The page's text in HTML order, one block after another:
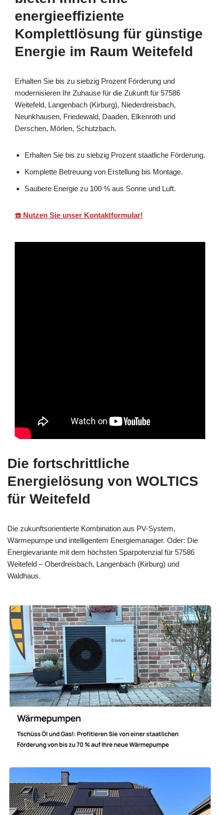
energieeffiziente
Komplettlösung für günstige
Energie im Raum Weitefeld
Erhalten Sie bis zu siebzig Prozent Förderung und
modernisieren Ihr Zuhause für die Zukunft für 57586
Weitefeld, Langenbach (Kirburg), Niederdreisbach,
Neunkhausen, Friedewald, Daaden, Elkenroth und
Derschen, Mörlen, Schutzbach.
Erhalten Sie bis zu siebzig Prozent staatliche Förderung.
Komplette Betreuung von Erstellung bis Montage.
Saubere Energie zu 100 % aus Sonne und Luft.
☎️ Nutzen Sie unser Kontaktformular!
Die fortschrittliche
Energielösung von WOLTICS
für Weitefeld
Die zukunftsorientierte Kombination aus PV-System,
Wärmepumpe und intelligentem Energiemanager. Oder: Die
Energievariante mit dem höchsten Sparpotenzial für 57586
Weitefeld – Oberdreisbach, Langenbach (Kirburg) und
Waldhaus.